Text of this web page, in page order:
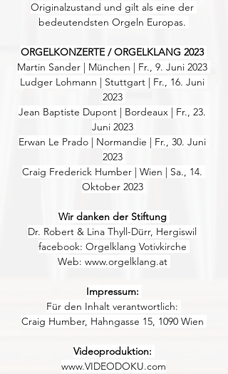
Originalzustand und gilt als eine der
bedeutendsten Orgeln Europas.
ORGELKONZERTE / ORGELKLANG 2023
Martin Sander | München | Fr., 9. Juni 2023
Ludger Lohmann | Stuttgart | Fr., 16. Juni
2023
Jean Baptiste Dupont | Bordeaux | Fr., 23.
Juni 2023
Erwan Le Prado | Normandie | Fr., 30. Juni
2023
Craig Frederick Humber | Wien | Sa., 14.
Oktober 2023
Wir danken der Stiftung
Dr. Robert & Lina Thyll-Dürr, Hergiswil
facebook: Orgelklang Votivkirche
Web: www.orgelklang.at
Impressum:
Für den Inhalt verantwortlich:
Craig Humber, Hahngasse 15, 1090 Wien
Videoproduktion:
www.VIDEODOKU.com